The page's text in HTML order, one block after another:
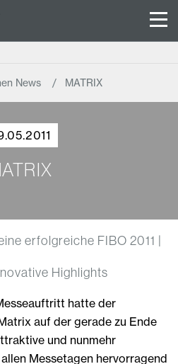
News MATRIX
erfolgreiche FIBO 2011 |
Highlights
hatte der
auf der gerade zu Ende
und nunmehr
Messetagen hervorragend